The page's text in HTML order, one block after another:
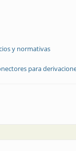
y normativas
para
conectores para